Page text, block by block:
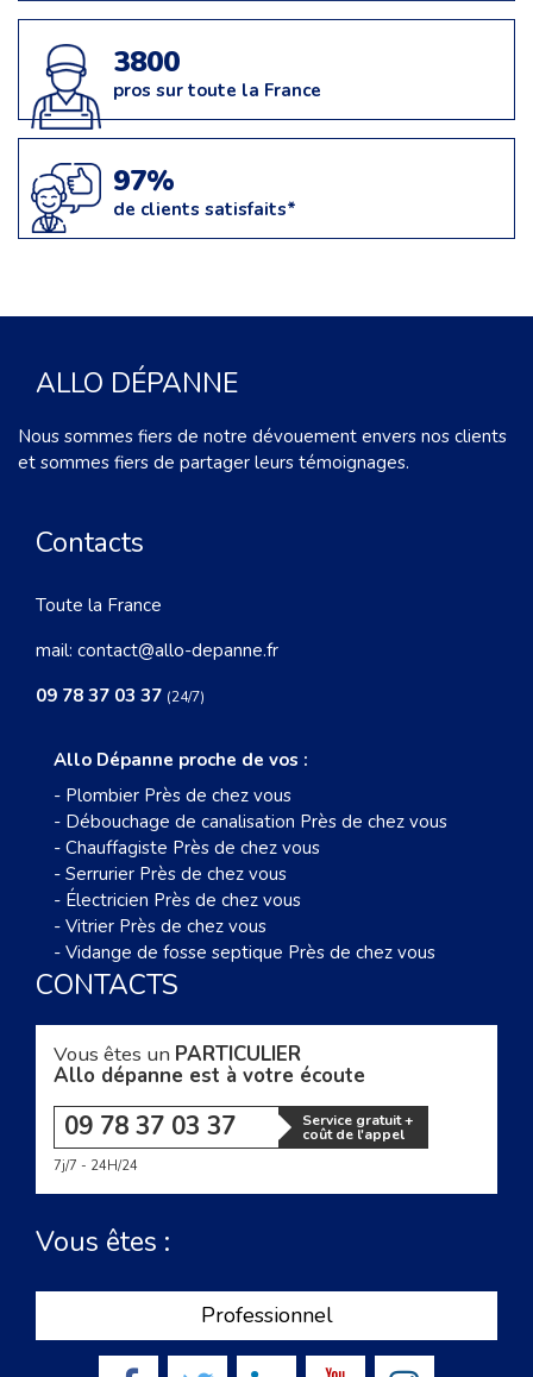
3800
pros sur toute la France
97%
de clients satisfaits*
ALLO DÉPANNE
Nous sommes fiers de notre dévouement envers nos clients
et sommes fiers de partager leurs témoignages.
Contacts
Toute la France
mail: contact@allo-depanne.fr
09 78 37 03 37 (24/7)
Allo Dépanne proche de vos :
- Plombier Près de chez vous
- Débouchage de canalisation Près de chez vous
- Chauffagiste Près de chez vous
- Serrurier Près de chez vous
- Électricien Près de chez vous
- Vitrier Près de chez vous
- Vidange de fosse septique Près de chez vous
CONTACTS
Vous êtes un PARTICULIER
Allo dépanne est à votre écoute
09 78 37 03 37 Service gratuit +
coût de l'appel
7j/7 - 24H/24
Vous êtes :
Professionnel